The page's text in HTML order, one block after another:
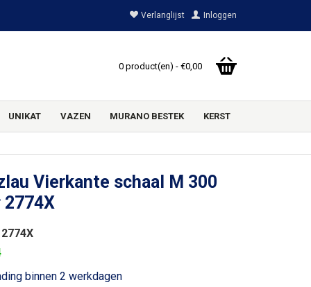
Verlanglijst Inloggen
0 product(en) - €0,00
UNIKAT VAZEN MURANO BESTEK KERST
Vierkante schaal M 300
binnen 2 werkdagen